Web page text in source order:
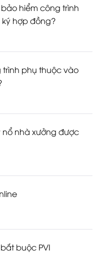
hiểm công trình
hợp đồng?
trình phụ thuộc vào
nổ nhà xưởng được
buộc PVI